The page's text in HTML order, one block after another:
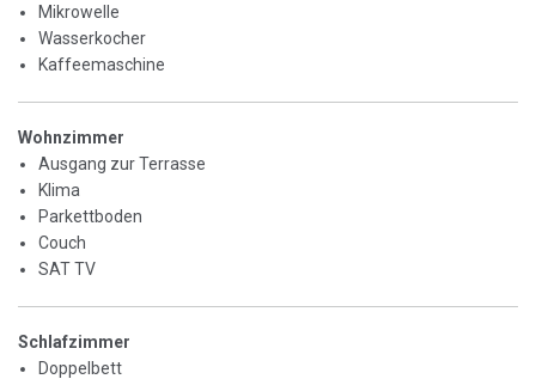
Mikrowelle
Wasserkocher
Kaffeemaschine
Wohnzimmer
Ausgang zur Terrasse
Klima
Parkettboden
Couch
SAT TV
Schlafzimmer
Doppelbett